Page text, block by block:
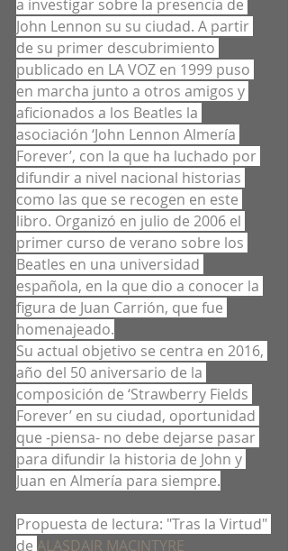
a investigar sobre la presencia de
John Lennon su su ciudad. A partir
de su primer descubrimiento
publicado en LA VOZ en 1999 puso
en marcha junto a otros amigos y
aficionados a los Beatles la
asociación ‘John Lennon Almería
Forever’, con la que ha luchado por
difundir a nivel nacional historias
como las que se recogen en este
libro. Organizó en julio de 2006 el
primer curso de verano sobre los
Beatles en una universidad
española, en la que dio a conocer la
figura de Juan Carrión, que fue
homenajeado.
Su actual objetivo se centra en 2016,
año del 50 aniversario de la
composición de ‘Strawberry Fields
Forever’ en su ciudad, oportunidad
que -piensa- no debe dejarse pasar
para difundir la historia de John y
Juan en Almería para siempre.
Propuesta de lectura: "Tras la Virtud"
de ALASDAIR MACINTYRE